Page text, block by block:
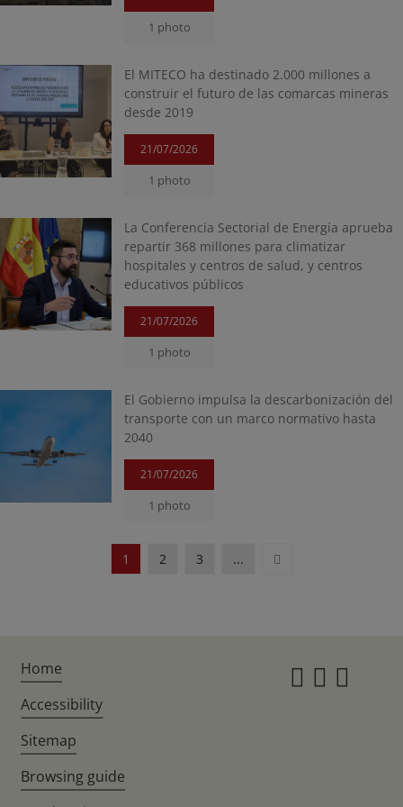
1 photo
El MITECO ha destinado 2.000 millones a
construir el futuro de las comarcas mineras
desde 2019
21/07/2026
1 photo
La Conferencia Sectorial de Energía aprueba
repartir 368 millones para climatizar
hospitales y centros de salud, y centros
educativos públicos
21/07/2026
1 photo
El Gobierno impulsa la descarbonización del
transporte con un marco normativo hasta
2040
21/07/2026
1 photo
1 2 3 ... Next
Home
Accessibility
Sitemap
Browsing guide